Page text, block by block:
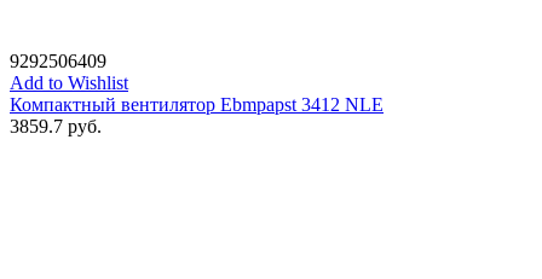
9292506409
Add to Wishlist
Компактный вентилятор Ebmpapst 3412 NLE
3859.7 руб.